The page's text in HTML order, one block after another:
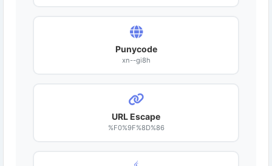
Punycode
xn--gi8h
URL Escape
%F0%9F%8D%86